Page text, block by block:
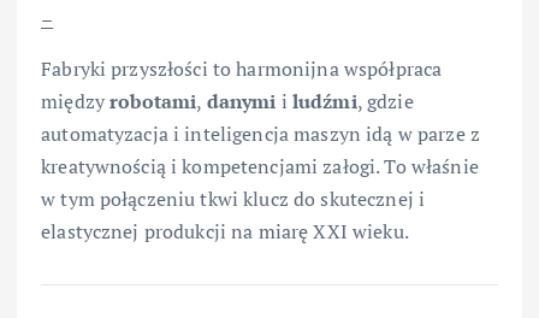
–
Fabryki przyszłości to harmonijna współpraca
międzyrobotami, danymi i ludźmi, gdzie
automatyzacja i inteligencja maszyn idą w parze z
kreatywnością i kompetencjami załogi. To właśnie
w tym połączeniu tkwi klucz do skutecznej i
elastycznej produkcji na miarę XXI wieku.